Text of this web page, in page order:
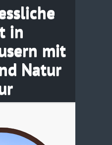
in
mit
Natur